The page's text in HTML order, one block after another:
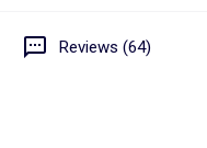
Reviews (64)